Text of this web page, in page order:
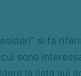
si fa
sono
la lista sui